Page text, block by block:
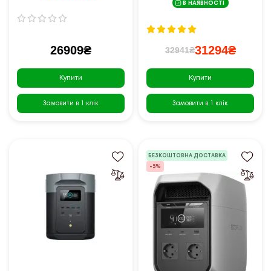
26909₴
Купити
Замовити в 1 клік
В НАЯВНОСТІ
32941₴31294₴
Купити
Замовити в 1 клік
БЕЗКОШТОВНА ДОСТАВКА
-5%